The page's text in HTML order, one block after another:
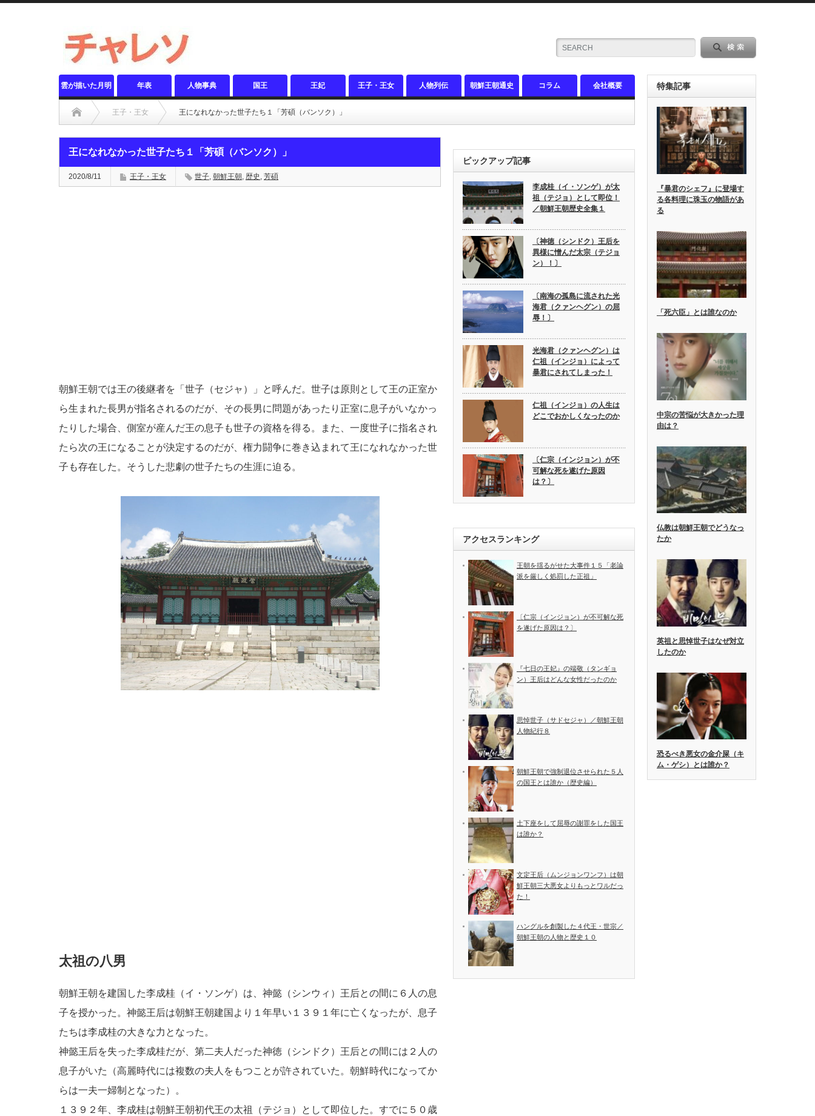
雲が描いた月明 年表 人物事典 国王 王妃 王子・王女 人物列伝 朝鮮王朝通史 コラム 会社概要
王子・王女 王になれなかった世子たち１「芳碩（バンソク）」
王になれなかった世子たち１「芳碩（バンソク）」
2020/8/11 王子・王女 世子, 朝鮮王朝 , 歴史 , 芳碩
朝鮮王朝では王の後継者を「世子（セジャ）」と呼んだ。世子は原則として王の正室か
ら生まれた長男が指名されるのだが、その長男に問題があったり正室に息子がいなかっ
たりした場合、側室が産んだ王の息子も世子の資格を得る。また、一度世子に指名され
たら次の王になることが決定するのだが、権力闘争に巻き込まれて王になれなかった世
子も存在した。そうした悲劇の世子たちの生涯に迫る。
太祖の八男
朝鮮王朝を建国した李成桂（イ・ソンゲ）は、神懿（シンウィ）王后との間に６人の息
子を授かった。神懿王后は朝鮮王朝建国より１年早い１３９１年に亡くなったが、息子
たちは李成桂の大きな力となった。
神懿王后を失った李成桂だが、第二夫人だった神徳（シンドク）王后との間には２人の
息子がいた（高麗時代には複数の夫人をもつことが許されていた。朝鮮時代になってか
らは一夫一婦制となった）。
１３９２年、李成桂は朝鮮王朝初代王の太祖（テジョ）として即位した。すでに５０歳
ピックアップ記事
李成桂（イ・ソンゲ）が太
祖（テジョ）として即位！
／朝鮮王朝歴史全集１
〔神徳（シンドク）王后を
異様に憎んだ太宗（テジョ
ン）！〕
〔南海の孤島に流された光
海君（クァンヘグン）の屈
辱！〕
光海君（クァンヘグン）は
仁祖（インジョ）によって
暴君にされてしまった！
仁祖（インジョ）の人生は
どこでおかしくなったのか
〔仁宗（インジョン）が不
可解な死を遂げた原因
は？〕
アクセスランキング
王朝を揺るがせた大事件１５「老論
派を厳しく処罰した正祖」
〔仁宗（インジョン）が不可解な死
を遂げた原因は？〕
『七日の王妃』の端敬（タンギョ
ン）王后はどんな女性だったのか
思悼世子（サドセジャ）／朝鮮王朝
人物紀行８
朝鮮王朝で強制退位させられた５人
の国王とは誰か（歴史編）
土下座をして屈辱の謝罪をした国王
は誰か？
文定王后（ムンジョンワンフ）は朝
鮮王朝三大悪女よりもっとワルだっ
た！
ハングルを創製した４代王・世宗／
朝鮮王朝の人物と歴史１０
特集記事
『暴君のシェフ』に登場す
る各料理に珠玉の物語があ
る
「死六臣」とは誰なのか
中宗の苦悩が大きかった理
由は？
仏教は朝鮮王朝でどうなっ
たか
英祖と思悼世子はなぜ対立
したのか
恐るべき悪女の金介屎（キ
ム・ゲシ）とは誰か？